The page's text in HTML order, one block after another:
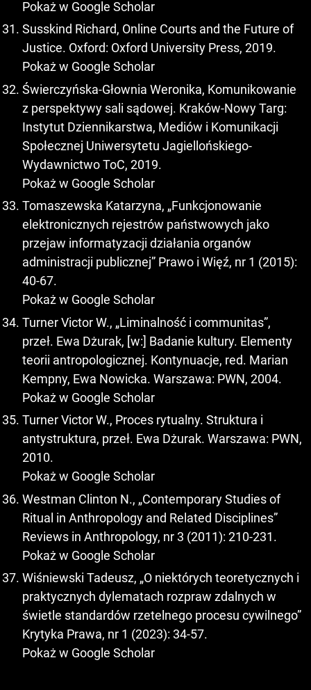
Pokaż w Google Scholar
Susskind Richard, Online Courts and the Future of
Justice. Oxford: Oxford University Press, 2019.
Pokaż w Google Scholar
Świerczyńska-Głownia Weronika, Komunikowanie
z perspektywy sali sądowej. Kraków-Nowy Targ:
Instytut Dziennikarstwa, Mediów i Komunikacji
Społecznej Uniwersytetu Jagiellońskiego-
Wydawnictwo ToC, 2019.
Pokaż w Google Scholar
Tomaszewska Katarzyna, „Funkcjonowanie
elektronicznych rejestrów państwowych jako
przejaw informatyzacji działania organów
administracji publicznej” Prawo i Więź, nr 1 (2015):
40-67.
Pokaż w Google Scholar
Turner Victor W., „Liminalność i communitas”,
przeł. Ewa Dżurak, [w:] Badanie kultury. Elementy
teorii antropologicznej. Kontynuacje, red. Marian
Kempny, Ewa Nowicka. Warszawa: PWN, 2004.
Pokaż w Google Scholar
Turner Victor W., Proces rytualny. Struktura i
antystruktura, przeł. Ewa Dżurak. Warszawa: PWN,
2010.
Pokaż w Google Scholar
Westman Clinton N., „Contemporary Studies of
Ritual in Anthropology and Related Disciplines”
Reviews in Anthropology, nr 3 (2011): 210-231.
Pokaż w Google Scholar
Wiśniewski Tadeusz, „O niektórych teoretycznych i
praktycznych dylematach rozpraw zdalnych w
świetle standardów rzetelnego procesu cywilnego”
Krytyka Prawa, nr 1 (2023): 34-57.
Pokaż w Google Scholar